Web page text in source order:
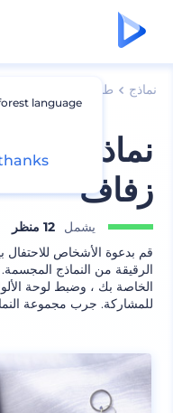
نماذج طباعة
نماذج
زفاف
يشمل
12 منظر
قم بدعوة الأشخاص
الرقيقة من النماذج
الخاصة بك ، وضبط لوحة
للمشاركة. جرب مجموعة
language